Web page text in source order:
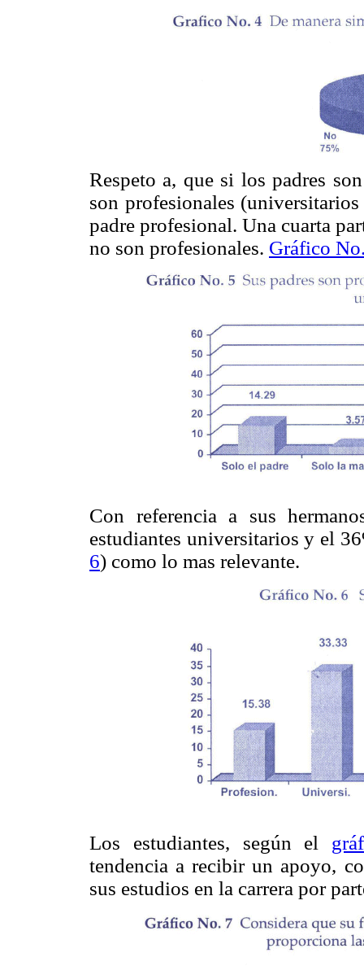
Respeto a, que si los padres
son profesionales
padre profesional. Una cuarta
no son profesionales. Gráfico
Con referencia a sus
estudiantes universitarios y el
6) como lo mas relevante.
Los estudiantes, según el
tendencia a recibir un apoyo,
sus estudios en la carrera por